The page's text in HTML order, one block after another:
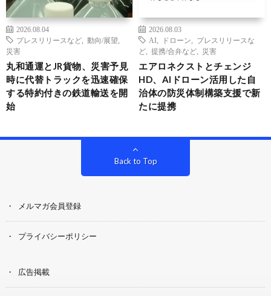
2026.08.04
プレスリリースなど
動向/展望
災害
丸和通運とJR貨物、災害予見
時に代替トラックを迅速確保
する特約付きの鉄道輸送を開
始
2026.08.03
AI
ドローン
プレスリリースな
ど
提携/合弁など 災害
エアロネクストとチェンジ
HD、AIドローン活用した自
治体の防災体制構築支援で新
たに提携
Back to Top
メルマガ会員登録
プライバシーポリシー
広告掲載